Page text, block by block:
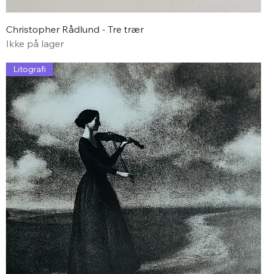
Christopher Rådlund - Tre trær
Ikke på lager
Litografi